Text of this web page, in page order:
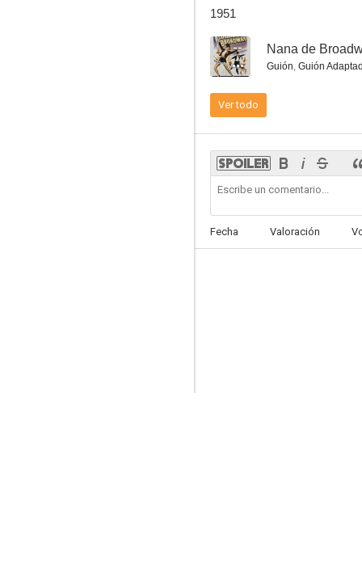
1951
-- Nana de
Guión, Guión
Ver todo
Fecha Valoración